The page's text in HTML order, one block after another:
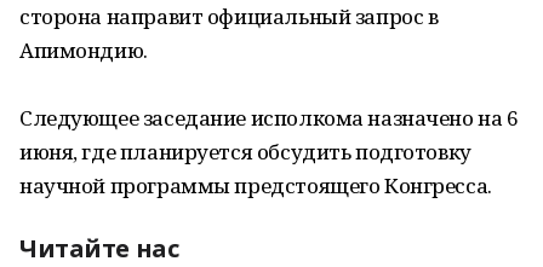
сторона направит официальный запрос в
Апимондию.
Следующее заседание исполкома назначено на 6
июня, где планируется обсудить подготовку
научной программы предстоящего Конгресса.
Читайте нас